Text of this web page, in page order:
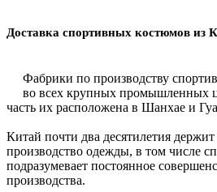
Доставка спортивных костюмов из
Фабрики по производству
во всех крупных промышленных
часть их расположена в Шанхае и
Китай почти два десятилетия
производство одежды, в том числе
подразумевает постоянное
производства.